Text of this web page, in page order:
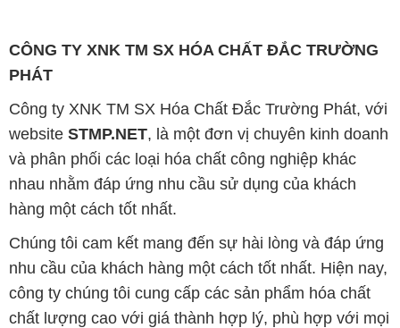
CÔNG TY XNK TM SX HÓA CHẤT ĐẮC TRƯỜNG
PHÁT
Công ty XNK TM SX Hóa Chất Đắc Trường Phát, với
website STMP.NET, là một đơn vị chuyên kinh doanh
và phân phối các loại hóa chất công nghiệp khác
nhau nhằm đáp ứng nhu cầu sử dụng của khách
hàng một cách tốt nhất.
Chúng tôi cam kết mang đến sự hài lòng và đáp ứng
nhu cầu của khách hàng một cách tốt nhất. Hiện nay,
công ty chúng tôi cung cấp các sản phẩm hóa chất
chất lượng cao với giá thành hợp lý, phù hợp với mọi